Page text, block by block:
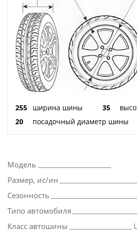
255 ширина шины 35
20
посадочный диаметр шины
Модель
Размер, ис/ин
Сезонность
Типо автомобиля
Класс автошины